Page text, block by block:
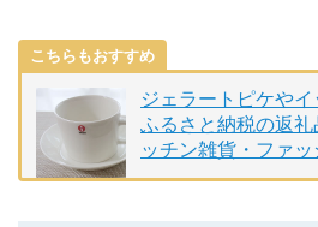
こちらもおすすめ
ジェラートピケやイ
ふるさと納税の返
ッチン雑貨・ファッ